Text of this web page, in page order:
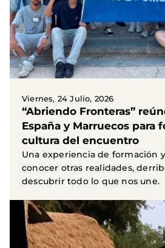
Viernes, 24 Julio, 2026
“Abriendo Fronteras”
España y Marruecos para
cultura del encuentro
Una experiencia de formación
conocer otras realidades,
descubrir todo lo que nos une.